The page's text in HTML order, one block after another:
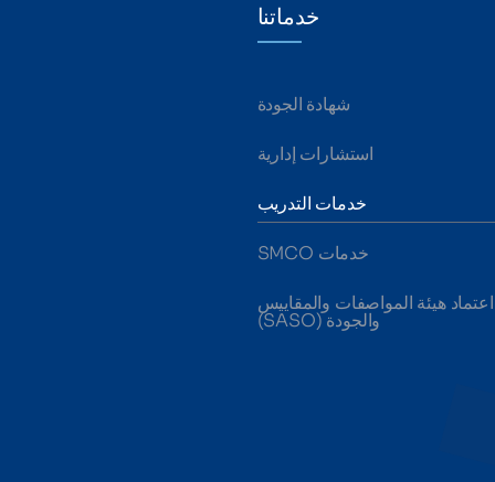
خدماتنا
شهادة الجودة
استشارات إدارية
خدمات التدريب
خدمات SMCO
اعتماد هيئة المواصفات والمقاييس
والجودة (SASO)